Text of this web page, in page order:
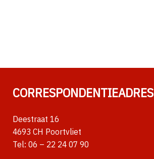
CORRESPONDENTIEADRES
Deestraat 16
4693 CH Poortvliet
Tel: 06 – 22 24 07 90